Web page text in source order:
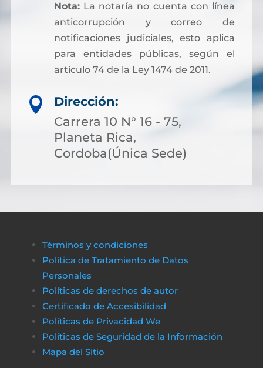
Nota:La notaría no cuenta con línea
anticorrupción y correo de
notificaciones judiciales, esto aplica
para entidades públicas, según el
artículo 74 de la Ley 1474 de 2011.

Dirección:
Carrera 10 N° 16 - 75,
Planeta Rica,
Cordoba(Única Sede)
Términos y condiciones
Política de Tratamiento de Datos
Personales
Políticas de derechos de autor
Certificado de Accesibilidad
Políticas de Privacidad We
Políticas de Seguridad de la Información
Mapa del Sitio